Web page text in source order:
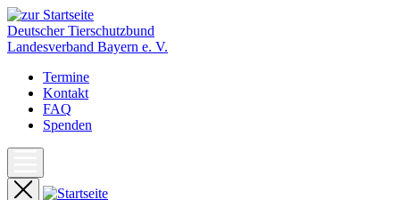
Deutscher Tierschutzbund
Landesverband Bayern e. V.
Termine
Kontakt
FAQ
Spenden